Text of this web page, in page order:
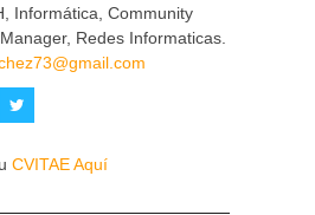
Informática, Community
Redes Informaticas.
CVITAE Aquí